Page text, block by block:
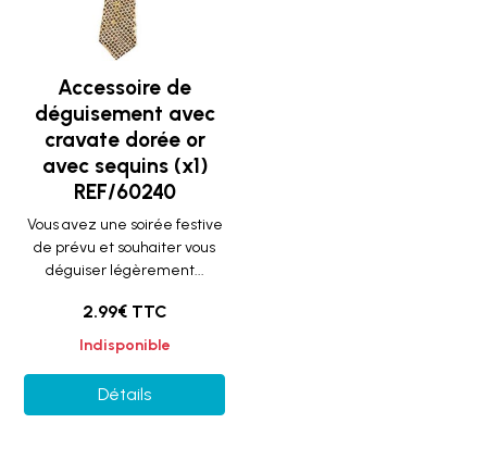
Accessoire de
déguisement avec
cravate dorée or
avec sequins (x1)
REF/60240
Vous avez une soirée festive
de prévu et souhaiter vous
déguiser légèrement...
2.99€ TTC
Indisponible
Détails